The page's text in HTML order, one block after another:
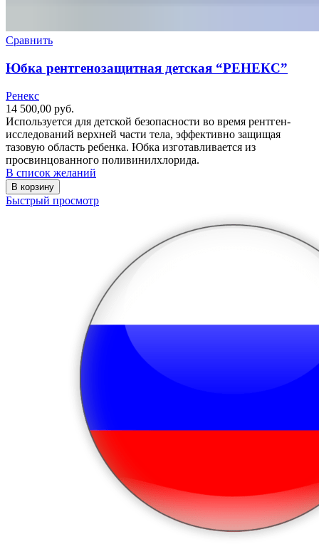
Сравнить
Юбка рентгенозащитная детская “РЕНЕКС”
Ренекс
14 500,00 руб.
Используется для детской безопасности во время рентген-
исследований верхней части тела, эффективно защищая
тазовую область ребенка. Юбка изготавливается из
просвинцованного поливинилхлорида.
В список желаний
В корзину
Быстрый просмотр